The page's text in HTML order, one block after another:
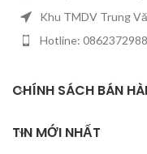
Khu TMDV Trung
Hotline: 0862372988
CHÍNH SÁCH BÁN
TIN MỚI NHẤT